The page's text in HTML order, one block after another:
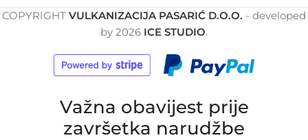
COPYRIGHT VULKANIZACIJA PASARIĆ D.O.O. - developed
by 2026 ICE STUDIO.
Važna obavijest prije
završetka narudžbe